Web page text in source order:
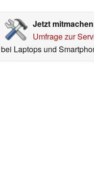
Jetzt
Umfrage zur
bei Laptops und